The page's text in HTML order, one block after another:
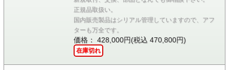
正規品取扱い。
国内販売製品はシリアル管理していますので、アフ
ターも万全です。
価格： 428,000円(税込 470,800円)
在庫切れ